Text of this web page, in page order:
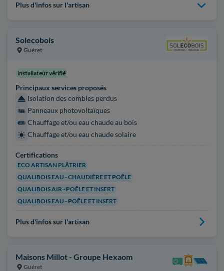
Plus d'infos sur l'artisan
Solecobois
Guéret
installateur vérifié
Principaux services proposés
Isolation des combles perdus
Panneaux photovoltaïques
Chauffage et/ou eau chaude au bois
Chauffage et/ou eau chaude solaire
Certifications
ECO ARTISAN PLÂTRIER
QUALIBOIS EAU - CHAUDIÈRE ET POÊLE
QUALIBOIS AIR - POÊLE ET INSERT
QUALIBOIS EAU - POÊLE ET INSERT
Plus d'infos sur l'artisan
Maisons Millot - Groupe Hexaom
Guéret